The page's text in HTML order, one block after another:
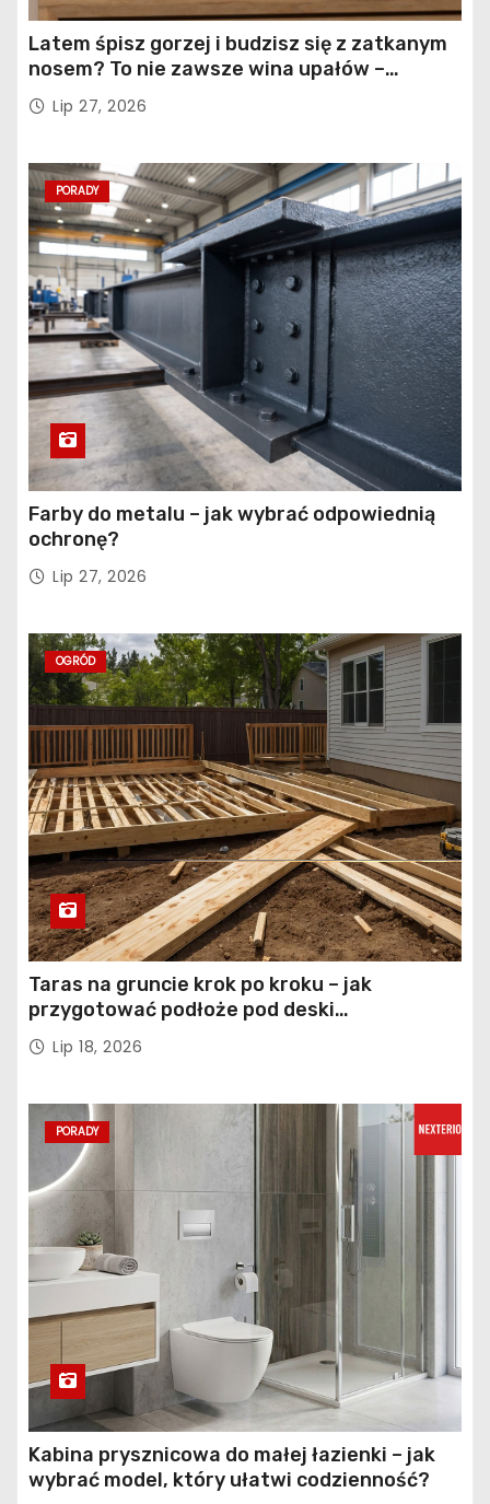
Latem śpisz gorzej i budzisz się z zatkanym
nosem? To nie zawsze wina upałów –
sprawdź, co naprawdę pogarsza jakość snu
Lip 27, 2026
PORADY
Farby do metalu – jak wybrać odpowiednią
ochronę?
Lip 27, 2026
OGRÓD
Taras na gruncie krok po kroku – jak
przygotować podłoże pod deski
kompozytowe
Lip 18, 2026
PORADY
Kabina prysznicowa do małej łazienki – jak
wybrać model, który ułatwi codzienność?